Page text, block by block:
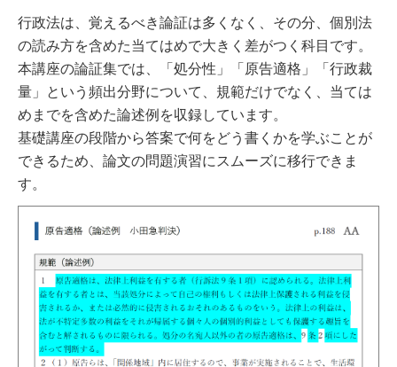
行政法は、覚えるべき論証は多くなく、その分、個別法
の読み方を含めた当てはめで大きく差がつく科目です。
本講座の論証集では、「処分性」「原告適格」「行政裁
量」という頻出分野について、規範だけでなく、当ては
めまでを含めた論述例を収録しています。
基礎講座の段階から答案で何をどう書くかを学ぶことが
できるため、論文の問題演習にスムーズに移行できま
す。